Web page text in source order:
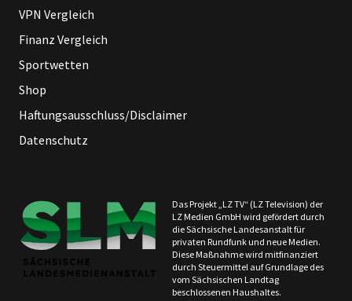
VPN Vergleich
Finanz Vergleich
Sportwetten
Shop
Haftungsausschluss/Disclaimer
Datenschutz
Das Projekt „LZ TV“ (LZ Television) der
LZ Medien GmbH wird gefördert durch
die Sächsische Landesanstalt für
privaten Rundfunk und neue Medien.
Diese Maßnahme wird mitfinanziert
durch Steuermittel auf Grundlage des
vom Sächsischen Landtag
beschlossenen Haushaltes.